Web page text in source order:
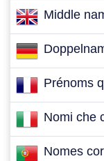
Middle
Prénoms
Nomi che
Nomes